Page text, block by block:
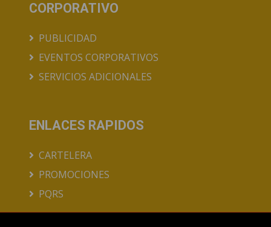
CORPORATIVO
PUBLICIDAD
EVENTOS CORPORATIVOS
SERVICIOS ADICIONALES
ENLACES RAPIDOS
CARTELERA
PROMOCIONES
PQRS